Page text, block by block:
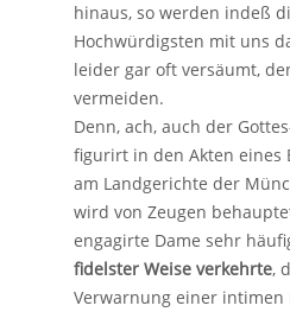
hinaus, so werden indeß
Hochwürdigsten mit uns
leider gar oft versäumt,
vermeiden.
Denn, ach, auch der
figurirt in den Akten eines
am Landgerichte der
wird von Zeugen
engagirte Dame sehr
fidelster Weise verkehrte,
Verwarnung einer intimen